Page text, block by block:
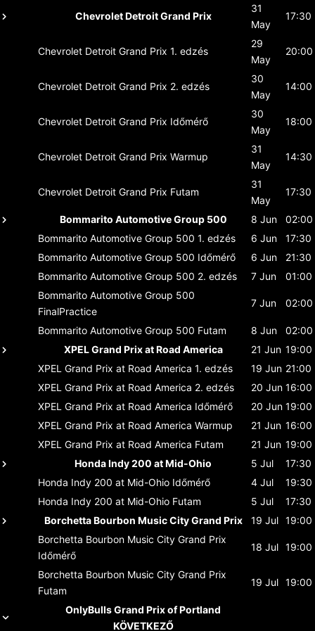
Chevrolet Detroit Grand Prix
31
May
17:30
Chevrolet Detroit Grand Prix 1. edzés
29
May
20:00
Chevrolet Detroit Grand Prix 2. edzés
30
May
14:00
Chevrolet Detroit Grand Prix Időmérő
30
May
18:00
Chevrolet Detroit Grand Prix Warmup
31
May
14:30
Chevrolet Detroit Grand Prix Futam
31
May
17:30
Bommarito Automotive Group 500 8 Jun
02:00
Bommarito Automotive Group 500 1. edzés 6 Jun
17:30
Bommarito Automotive Group 500 Időmérő 6 Jun
21:30
Bommarito Automotive Group 500 2. edzés 7 Jun
01:00
Bommarito Automotive Group 500
FinalPractice
7 Jun 02:00
Bommarito Automotive Group 500 Futam 8 Jun
02:00
XPEL Grand Prix at Road America
21 Jun 19:00
XPEL Grand Prix at Road America 1. edzés 19 Jun 21:00
XPEL Grand Prix at Road America 2. edzés 20 Jun 16:00
XPEL Grand Prix at Road America Időmérő 20 Jun 19:00
XPEL Grand Prix at Road America Warmup 21 Jun 16:00
XPEL Grand Prix at Road America Futam 21 Jun 19:00
Honda Indy 200 at Mid-Ohio
5 Jul
17:30
Honda Indy 200 at Mid-Ohio Időmérő 4 Jul
19:30
Honda Indy 200 at Mid-Ohio Futam 5 Jul
17:30
Borchetta Bourbon Music City Grand Prix
19 Jul 19:00
Borchetta Bourbon Music City Grand Prix
Időmérő
18 Jul 19:00
Borchetta Bourbon Music City Grand Prix
Futam
19 Jul 19:00
OnlyBulls Grand Prix of Portland
KÖVETKEZŐ